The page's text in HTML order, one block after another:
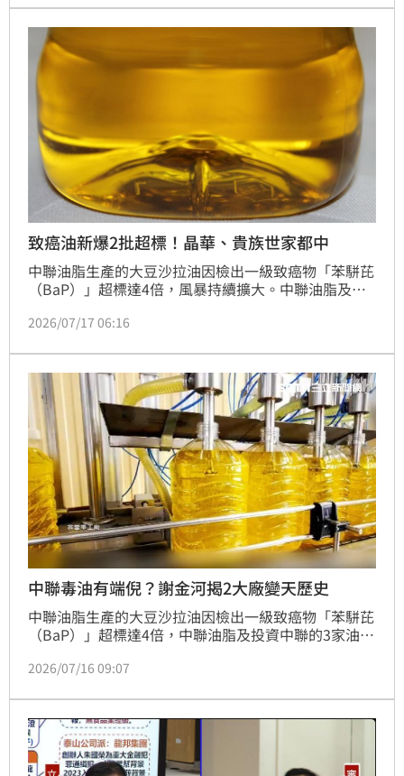
燒危險，詳細起火原因仍有待火調科釐清。
致癌油新爆2批超標！晶華、貴族世家都中
中聯油脂生產的大豆沙拉油因檢出一級致癌物「苯駢芘
（BaP）」超標達4倍，風暴持續擴大。中聯油脂及投
被告。中聯累計超標批號已第7批，台中市政府公布第
下游業者共738家，包括晶華、六福酒店、路易莎、金
色三麥及蝦皮、酷澎等。
2026/07/17 06:16
中聯毒油有端倪？謝金河揭2大廠變天歷史
中聯油脂生產的大豆沙拉油因檢出一級致癌物「苯駢芘
（BaP）」超標達4倍，中聯油脂及投資中聯的3家油品
傳媒董事長謝金河指出，台灣迄今仍缺乏一套完整的檢
油相繼發生經營權易主 「人謀不臧」，這些壞的源頭
老早就種下。
2026/07/16 09:07